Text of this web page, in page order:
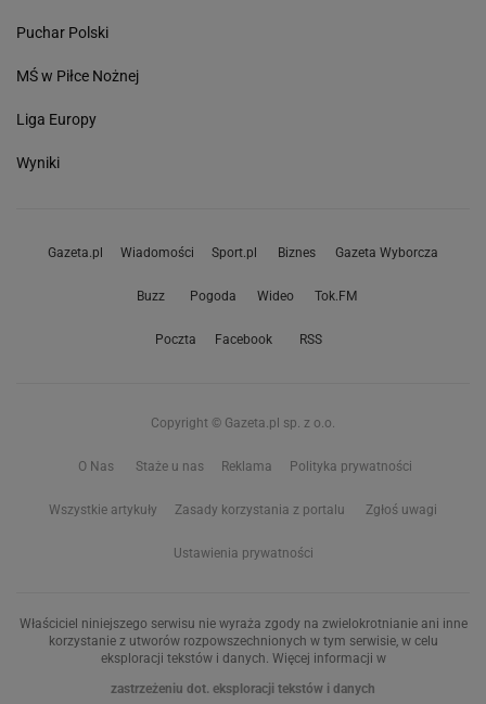
Puchar Polski
MŚ w Piłce Nożnej
Liga Europy
Wyniki
Gazeta.pl Wiadomości Sport.pl Biznes Gazeta Wyborcza
Buzz Pogoda Wideo Tok.FM
Poczta Facebook RSS
Copyright © Gazeta.pl sp. z o.o.
O Nas Staże u nas Reklama Polityka prywatności
Wszystkie artykuły Zasady korzystania z portalu Zgłoś uwagi
Ustawienia prywatności
Właściciel niniejszego serwisu nie wyraża zgody na zwielokrotnianie ani inne
korzystanie z utworów rozpowszechnionych w tym serwisie, w celu
eksploracji tekstów i danych. Więcej informacji w
zastrzeżeniu dot. eksploracji tekstów i danych